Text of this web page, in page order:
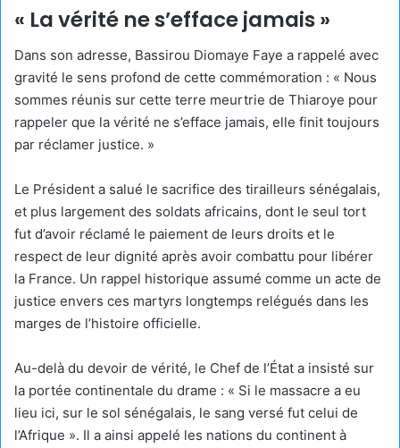
« La vérité ne s’efface jamais »
Dans son adresse, Bassirou Diomaye Faye a rappelé avec
gravité le sens profond de cette commémoration : « Nous
sommes réunis sur cette terre meurtrie de Thiaroye pour
rappeler que la vérité ne s’efface jamais, elle finit toujours
par réclamer justice. »
Le Président a salué le sacrifice des tirailleurs sénégalais,
et plus largement des soldats africains, dont le seul tort
fut d’avoir réclamé le paiement de leurs droits et le
respect de leur dignité après avoir combattu pour libérer
la France. Un rappel historique assumé comme un acte de
justice envers ces martyrs longtemps relégués dans les
marges de l’histoire officielle.
Au-delà du devoir de vérité, le Chef de l’État a insisté sur
la portée continentale du drame : « Si le massacre a eu
lieu ici, sur le sol sénégalais, le sang versé fut celui de
l’Afrique ». Il a ainsi appelé les nations du continent à